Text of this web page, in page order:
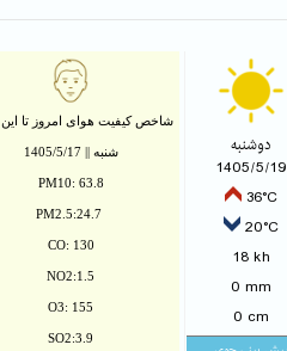
دوشنبه
1405/5/19
36°C
20°C
18 kh
0 mm
0 cm
شاخص کیفیت هوای امروز تا
شنبه || 1405/5/17
PM10: 63.8
PM2.5:24.7
CO: 130
NO2:1.5
O3: 155
SO2:3.9